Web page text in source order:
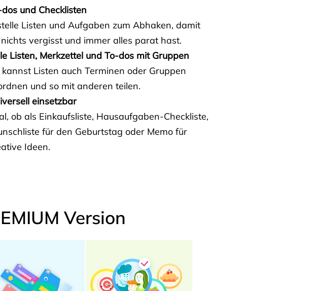
und Checklisten
Listen und Aufgaben zum Abhaken, damit
vergisst und immer alles parat hast.
Listen, Merkzettel und To-dos mit Gruppen
kannst Listen auch Terminen oder Gruppen
und so mit anderen teilen.
einsetzbar
ob als Einkaufsliste, Hausaufgaben-Checkliste,
für den Geburtstag oder Memo für
Ideen.
Version